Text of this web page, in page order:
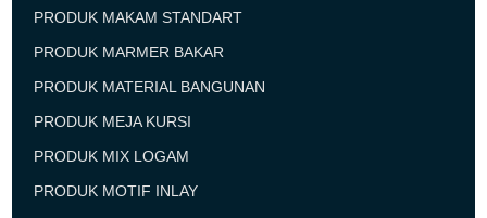
PRODUK MAKAM STANDART
PRODUK MARMER BAKAR
PRODUK MATERIAL BANGUNAN
PRODUK MEJA KURSI
PRODUK MIX LOGAM
PRODUK MOTIF INLAY